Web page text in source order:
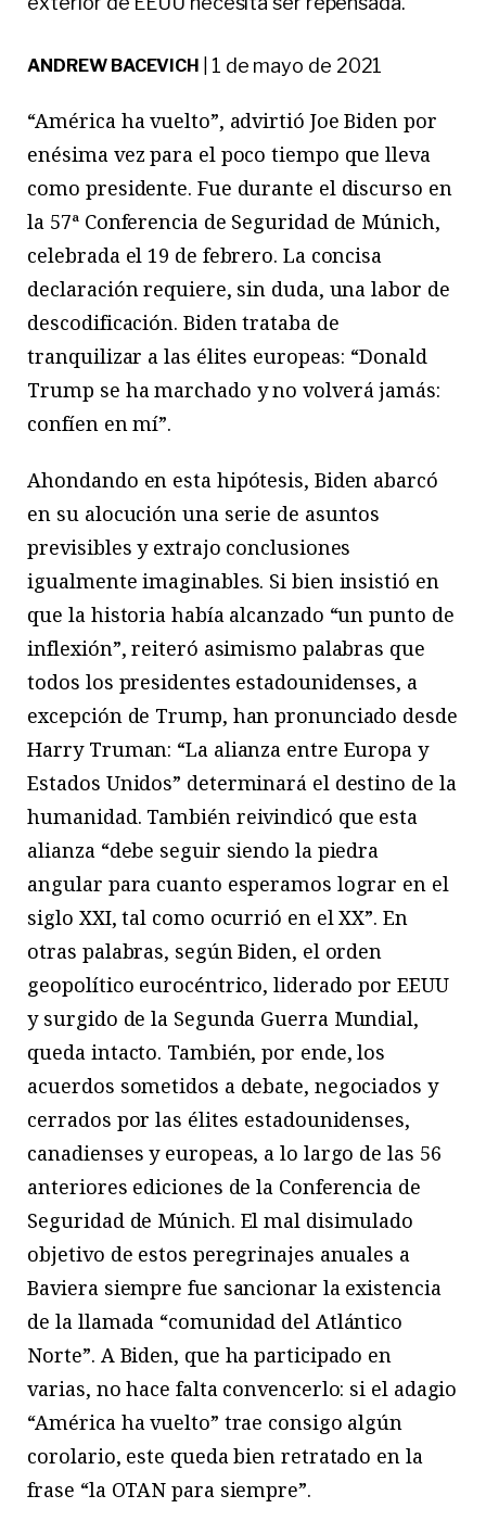
ANDREW BACEVICH 1 de mayo de 2021
“América ha vuelto”, advirtió Joe Biden por
enésima vez para el poco tiempo que lleva
como presidente. Fue durante el discurso en
la 57ª Conferencia de Seguridad de Múnich,
celebrada el 19 de febrero. La concisa
declaración requiere, sin duda, una labor de
descodificación. Biden trataba de
tranquilizar a las élites europeas: “Donald
Trump se ha marchado y no volverá jamás:
confíen en mí”.
Ahondando en esta hipótesis, Biden abarcó
en su alocución una serie de asuntos
previsibles y extrajo conclusiones
igualmente imaginables. Si bien insistió en
que la historia había alcanzado “un punto de
inflexión”, reiteró asimismo palabras que
todos los presidentes estadounidenses, a
excepción de Trump, han pronunciado desde
Harry Truman: “La alianza entre Europa y
Estados Unidos” determinará el destino de la
humanidad. También reivindicó que esta
alianza “debe seguir siendo la piedra
angular para cuanto esperamos lograr en el
siglo XXI, tal como ocurrió en el XX”. En
otras palabras, según Biden, el orden
geopolítico eurocéntrico, liderado por EEUU
y surgido de la Segunda Guerra Mundial,
queda intacto. También, por ende, los
acuerdos sometidos a debate, negociados y
cerrados por las élites estadounidenses,
canadienses y europeas, a lo largo de las 56
anteriores ediciones de la Conferencia de
Seguridad de Múnich. El mal disimulado
objetivo de estos peregrinajes anuales a
Baviera siempre fue sancionar la existencia
de la llamada “comunidad del Atlántico
Norte”. A Biden, que ha participado en
varias, no hace falta convencerlo: si el adagio
“América ha vuelto” trae consigo algún
corolario, este queda bien retratado en la
frase “la OTAN para siempre”.